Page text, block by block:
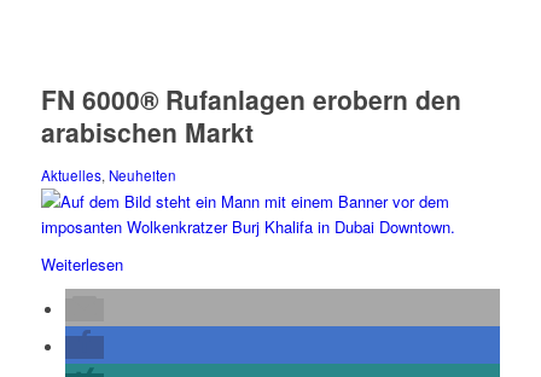
FN 6000® Rufanlagen erobern den
arabischen Markt
Aktuelles,Neuheiten
Weiterlesen